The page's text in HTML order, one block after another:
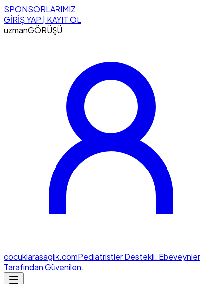
SPONSORLARIMIZ
GİRİŞ YAP | KAYIT OL
uzmanGÖRÜŞÜ
cocuklarasaglik.comPediatristler Destekli. Ebeveynler
Tarafından Güvenilen.